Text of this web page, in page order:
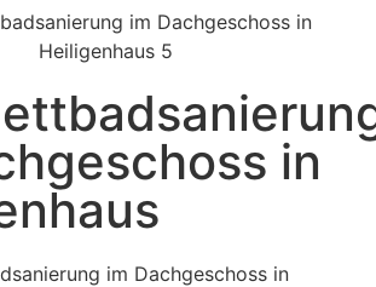
in
im Dachgeschoss in